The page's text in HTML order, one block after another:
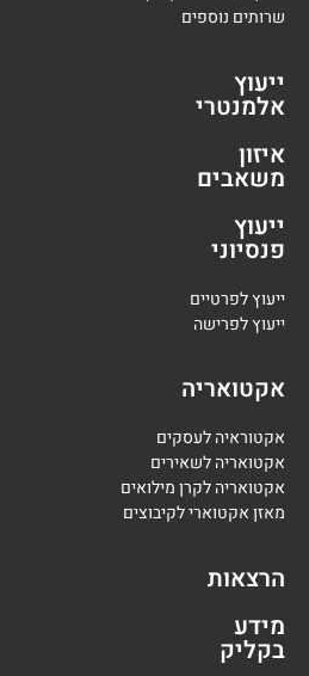
שרותים נוספים
ייעוץ
אלמנטרי
איזון
משאבים
ייעוץ
פנסיוני
ייעוץ לפרטיים
ייעוץ לפרישה
אקטואריה
אקטוראיה לעסקים
אקטואריה לשאירים
אקטואריה לקרן מילואים
מאזן אקטוארי לקיבוצים
הרצאות
מידע
בקליק